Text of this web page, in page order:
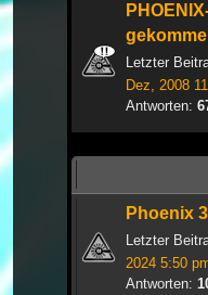
Letzter
Dez, 2008
Antworten:
Phoenix
Letzter
2024 5:50
Antworten: